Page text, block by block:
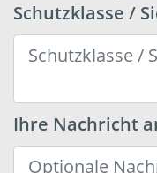
Schutzklasse /
Ihre Nachricht